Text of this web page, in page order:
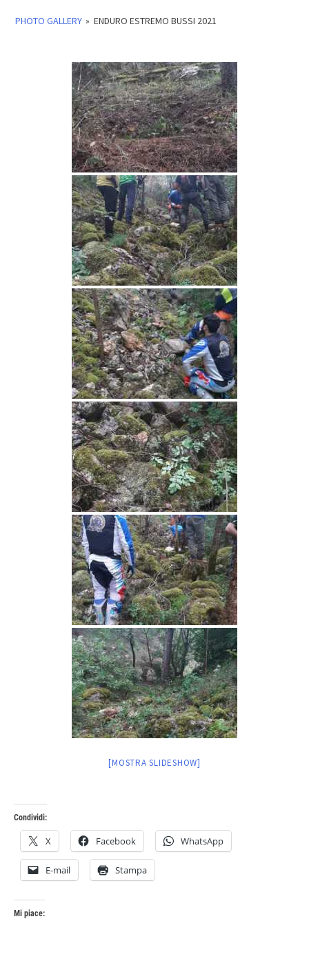
PHOTO GALLERY » ENDURO ESTREMO BUSSI 2021
[MOSTRA SLIDESHOW]
Condividi:
X Facebook WhatsApp
E-mail Stampa
Mi piace: